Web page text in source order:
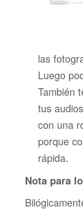
las
Luego
También
tus
con una
porque
rápida.
Nota para